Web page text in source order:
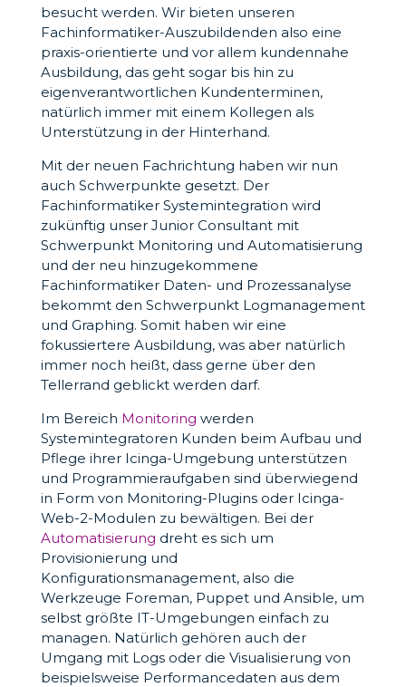
besucht werden. Wir bieten unseren
Fachinformatiker-Auszubildenden also eine
praxis-orientierte und vor allem kundennahe
Ausbildung, das geht sogar bis hin zu
eigenverantwortlichen Kundenterminen,
natürlich immer mit einem Kollegen als
Unterstützung in der Hinterhand.
Mit der neuen Fachrichtung haben wir nun
auch Schwerpunkte gesetzt. Der
Fachinformatiker Systemintegration wird
zukünftig unser Junior Consultant mit
Schwerpunkt Monitoring und Automatisierung
und der neu hinzugekommene
Fachinformatiker Daten- und Prozessanalyse
bekommt den Schwerpunkt Logmanagement
und Graphing. Somit haben wir eine
fokussiertere Ausbildung, was aber natürlich
immer noch heißt, dass gerne über den
Tellerrand geblickt werden darf.
Im Bereich Monitoring werden
Systemintegratoren Kunden beim Aufbau und
Pflege ihrer Icinga-Umgebung unterstützen
und Programmieraufgaben sind überwiegend
in Form von Monitoring-Plugins oder Icinga-
Web-2-Modulen zu bewältigen. Bei der
Automatisierung dreht es sich um
Provisionierung und
Konfigurationsmanagement, also die
Werkzeuge Foreman, Puppet und Ansible, um
selbst größte IT-Umgebungen einfach zu
managen. Natürlich gehören auch der
Umgang mit Logs oder die Visualisierung von
beispielsweise Performancedaten aus dem